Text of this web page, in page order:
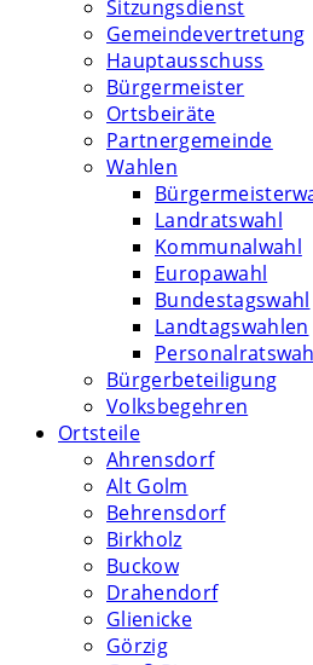
Sitzungsdienst
Gemeindevertretung
Hauptausschuss
Bürgermeister
Ortsbeiräte
Partnergemeinde
Wahlen
Landratswahl
Kommunalwahl
Europawahl
Bundestagswahl
Landtagswahlen
Bürgerbeteiligung
Volksbegehren
Ortsteile
Ahrensdorf
Alt Golm
Behrensdorf
Birkholz
Buckow
Drahendorf
Glienicke
Görzig